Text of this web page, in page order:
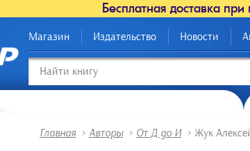
Бесплатная доставка
Магазин Издательство Новости
Главная > Авторы > От Д до И > Жук